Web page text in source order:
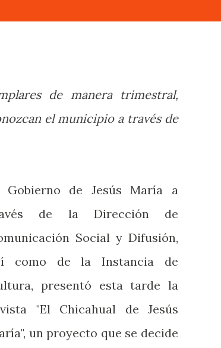
de manera trimestral,
el municipio a través de
Gobierno de Jesús María a
de la Dirección de
Social y Difusión,
como de la Instancia de
presentó esta tarde la
"El Chicahual de Jesús
un proyecto que se decide